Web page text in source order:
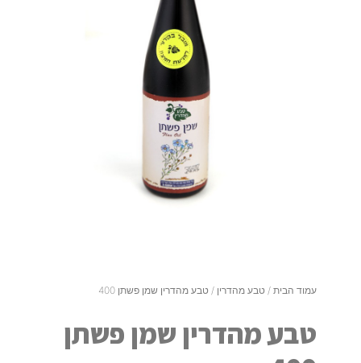
עמוד הבית / טבע מהדרין / טבע מהדרין שמן פשתן 400
טבע מהדרין שמן פשתן